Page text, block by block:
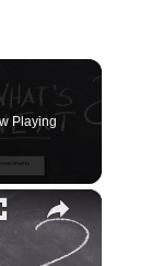
Playing
×